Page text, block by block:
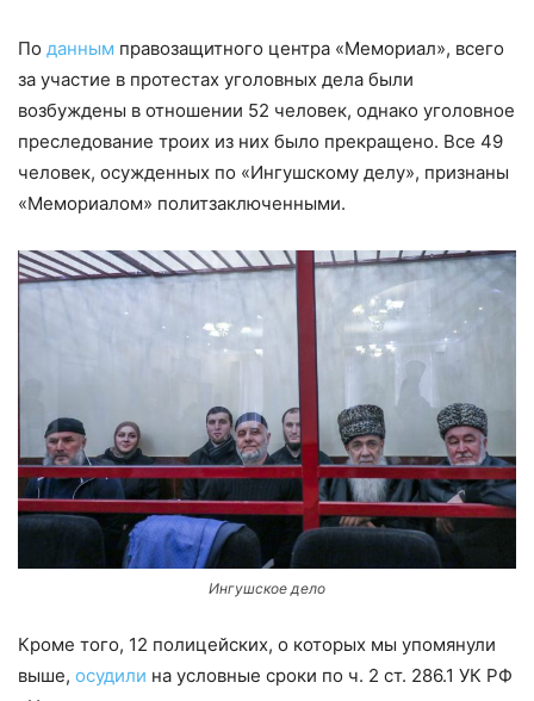
По данным правозащитного центра «Мемориал», всего
за участие в протестах уголовных дела были
возбуждены в отношении 52 человек, однако уголовное
преследование троих из них было прекращено. Все 49
человек, осужденных по «Ингушскому делу», признаны
«Мемориалом» политзаключенными.
Ингушское дело
Кроме того, 12 полицейских, о которых мы упомянули
выше, осудили на условные сроки по ч. 2 ст. 286.1 УК РФ